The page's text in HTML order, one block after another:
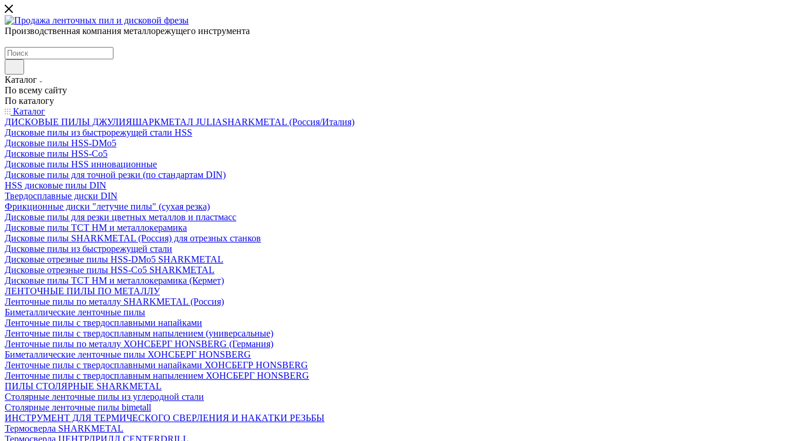
Производственная компания металлорежущего инструмента
Каталог
По всему сайту
По каталогу
Каталог
ДИСКОВЫЕ ПИЛЫ ДЖУЛИЯШАРКМЕТАЛ JULIASHARKMETAL (Россия/Италия)
Дисковые пилы из быстрорежущей стали HSS
Дисковые пилы HSS-DMo5
Дисковые пилы HSS-Co5
Дисковые пилы HSS инновационные
Дисковые пилы для точной резки (по стандартам DIN)
HSS дисковые пилы DIN
Твердосплавные диски DIN
Фрикционные диски "летучие пилы" (сухая резка)
Дисковые пилы для резки цветных металлов и пластмасс
Дисковые пилы ТСТ НМ и металлокерамика
Дисковые пилы SHARKMETAL (Россия) для отрезных станков
Дисковые пилы из быстрорежущей стали
Дисковые отрезные пилы HSS-DMo5 SHARKMETAL
Дисковые отрезные пилы HSS-Co5 SHARKMETAL
Дисковые пилы ТСТ НМ и металлокерамика (Кермет)
ЛЕНТОЧНЫЕ ПИЛЫ ПО МЕТАЛЛУ
Ленточные пилы по металлу SHARKMETAL (Россия)
Биметаллические ленточные пилы
Ленточные пилы с твердосплавными напайками
Ленточные пилы с твердосплавным напылением (универсальные)
Ленточные пилы по металлу ХОНСБЕРГ HONSBERG (Германия)
Биметаллические ленточные пилы ХОНСБЕРГ HONSBERG
Ленточные пилы с твердосплавными напайками ХОНСБЕГР HONSBERG
Ленточные пилы с твердосплавным напылением ХОНСБЕРГ HONSBERG
ПИЛЫ СТОЛЯРНЫЕ SHARKMETAL
Столярные ленточные пилы из углеродной стали
Столярные ленточные пилы bimetall
ИНСТРУМЕНТ ДЛЯ ТЕРМИЧЕСКОГО СВЕРЛЕНИЯ И НАКАТКИ РЕЗЬБЫ
Термосверла SHARKMETAL
Термосверла ЦЕНТРДРИЛЛ CENTERDRILL